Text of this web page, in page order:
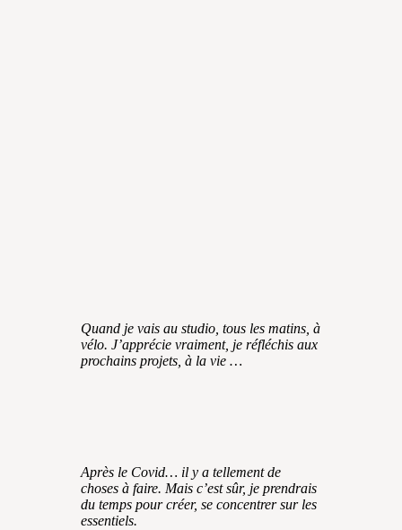
Quand je vais au studio, tous les matins, à
vélo. J’apprécie vraiment, je réfléchis aux
prochains projets, à la vie …
Après le Covid… il y a tellement de
choses à faire. Mais c’est sûr, je prendrais
du temps pour créer, se concentrer sur les
essentiels.